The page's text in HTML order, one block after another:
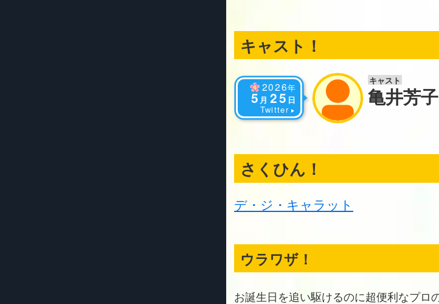
キャスト！
2026年
5 月 25 日
Twitter
キャスト
亀井芳子
さくひん！
デ・ジ・キャラット
ウラワザ！